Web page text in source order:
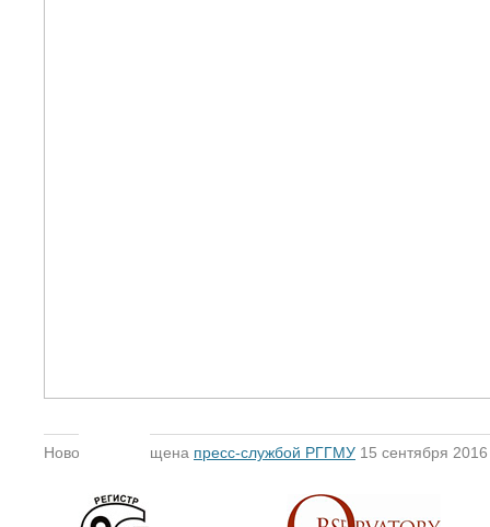
Новость размещена пресс-службой РГГМУ 15 сентября 2016